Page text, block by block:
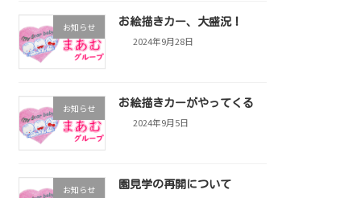
お知らせ お絵描きカー、大盛況！
2024年9月28日
お知らせ お絵描きカーがやってくる
2024年9月5日
お知らせ 園見学の再開について